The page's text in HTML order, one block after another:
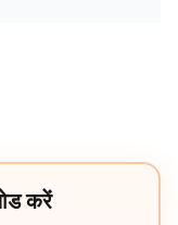
करें